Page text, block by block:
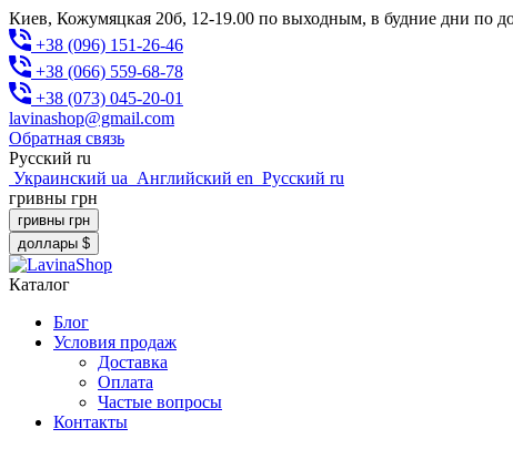
Киев, Кожумяцкая 20б, 12-19.00 по выходным, в будние дни по
+38 (096) 151-26-46
+38 (066) 559-68-78
+38 (073) 045-20-01
lavinashop@gmail.com
Обратная связь
Русский ru
Украинский ua Английский en Русский ru
гривны грн
гривны грн
доллары $
Каталог
Блог
Условия продаж
Доставка
Оплата
Частые вопросы
Контакты